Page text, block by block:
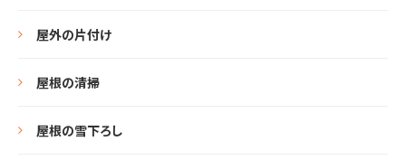
屋外の片付け
屋根の清掃
屋根の雪下ろし